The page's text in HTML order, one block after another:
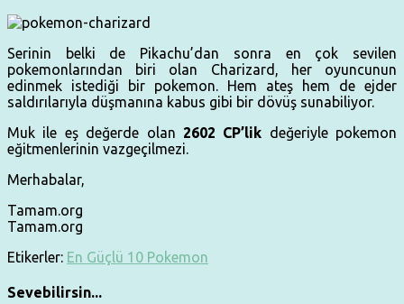
Serinin belki de Pikachu’dan sonra en çok sevilen
pokemonlarından biri olan Charizard, her oyuncunun
edinmek istediği bir pokemon. Hem ateş hem de ejder
saldırılarıyla düşmanına kabus gibi bir dövüş sunabiliyor.
Muk ile eş değerde olan 2602 CP’lik değeriyle pokemon
eğitmenlerinin vazgeçilmezi.
Merhabalar,
Tamam.org
Tamam.org
Etikerler: En Güçlü 10 Pokemon
Sevebilirsin...